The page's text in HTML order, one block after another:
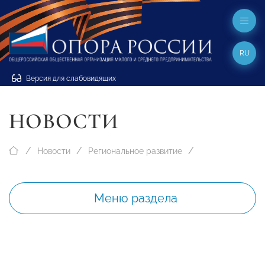
Версия для слабовидящих
RU
НОВОСТИ
Новости Региональное развитие
Меню раздела